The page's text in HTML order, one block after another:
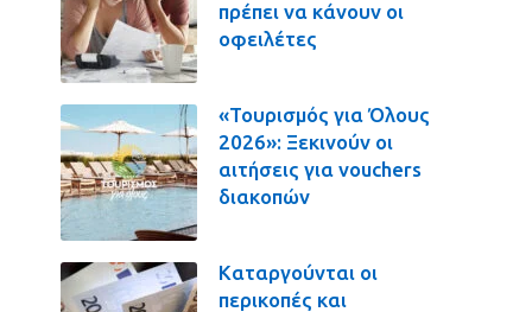
πρέπει να κάνουν οι
οφειλέτες
«Τουρισμός για Όλους
2026»: Ξεκινούν οι
αιτήσεις για vouchers
διακοπών
Καταργούνται οι
περικοπές και